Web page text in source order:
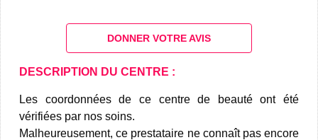
DONNER VOTRE AVIS
DESCRIPTION DU CENTRE :
Les coordonnées de ce centre de beauté ont été
vérifiées par nos soins.
Malheureusement, ce prestataire ne connaît pas encore